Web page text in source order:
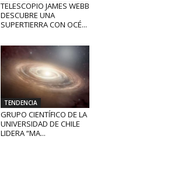
TELESCOPIO JAMES WEBB
DESCUBRE UNA
SUPERTIERRA CON OCÉ...
TENDENCIA
GRUPO CIENTÍFICO DE LA
UNIVERSIDAD DE CHILE
LIDERA “MA...